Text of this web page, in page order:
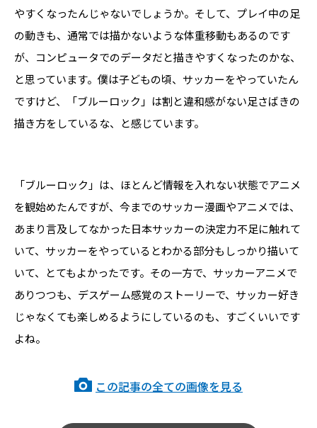
やすくなったんじゃないでしょうか。そして、プレイ中の足
の動きも、通常では描かないような体重移動もあるのです
が、コンピュータでのデータだと描きやすくなったのかな、
と思っています。僕は子どもの頃、サッカーをやっていたん
ですけど、「ブルーロック」は割と違和感がない足さばきの
描き方をしているな、と感じています。
「ブルーロック」は、ほとんど情報を入れない状態でアニメ
を観始めたんですが、今までのサッカー漫画やアニメでは、
あまり言及してなかった日本サッカーの決定力不足に触れて
いて、サッカーをやっているとわかる部分もしっかり描いて
いて、とてもよかったです。その一方で、サッカーアニメで
ありつつも、デスゲーム感覚のストーリーで、サッカー好き
じゃなくても楽しめるようにしているのも、すごくいいです
よね。
この記事の全ての画像を見る